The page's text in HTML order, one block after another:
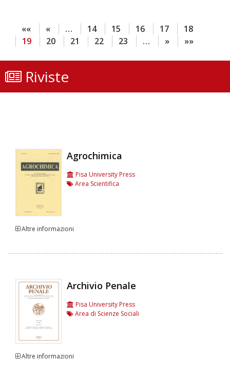
«« « … 14 15 16 17
18
19
20 21 22 23 … » »»
Riviste
Agrochimica
Pisa University Press
Area Scientifica
Altre informazioni
Archivio Penale
Pisa University Press
Area di Scienze Sociali
Altre informazioni